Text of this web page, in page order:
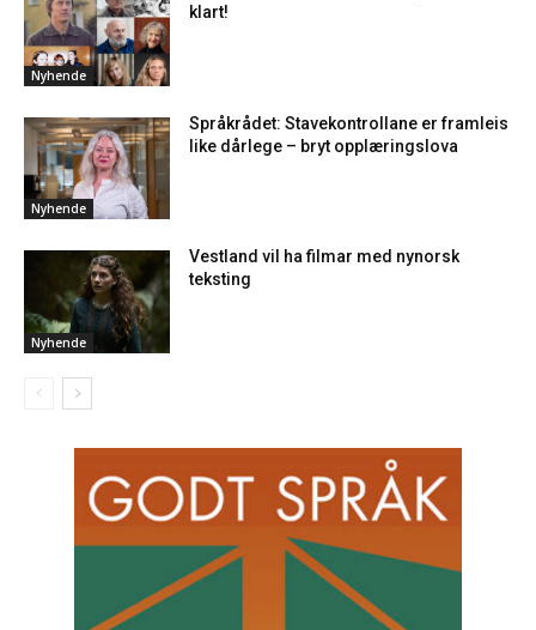
Nyhende
klart!
Nyhende
Språkrådet: Stavekontrollane er framleis
like dårlege – bryt opplæringslova
Nyhende
Vestland vil ha filmar med nynorsk
teksting